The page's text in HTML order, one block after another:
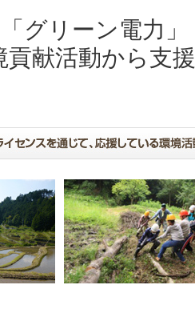
グリーン電力
貢献活動から支